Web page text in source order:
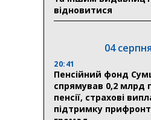
відновитися
04 серпня
20:41
Пенсійний фонд
спрямував 0,2 млрд
пенсії, страхові
підтримку